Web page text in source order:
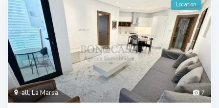
7
all,La Marsa
Location